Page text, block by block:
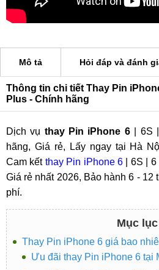
Mô tả Hỏi đáp và đánh
Thông tin chi tiết Thay Pin
Plus - Chính hãng
Dịch vụ thay Pin iPhone 6| 6S |
hãng, Giá rẻ, Lấy ngay tại Hà
Cam kết thay Pin iPhone 6 | 6S |
Giá rẻ nhất 2026, Bảo hành 6 - 12
phí.
Mục lục
Thay Pin iPhone 6 giá bao
Ưu đãi thay Pin iPhone 6 tại